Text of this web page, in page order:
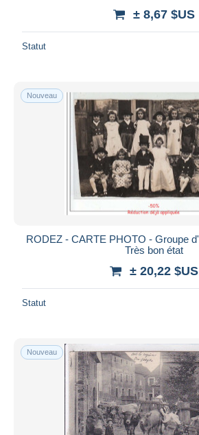
± 8,67 $US
Statut
Nouveau
RODEZ - CARTE PHOTO - Groupe
Très bon état
± 20,22 $US
Statut
Nouveau